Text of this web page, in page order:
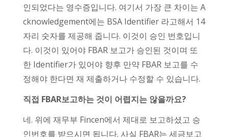
인되었다는 영수증입니다. 여기서 가장 큰 차이는 A
cknowledgement에는 BSA Identifier 라고해서 14
자리 숫자를 제공해 줍니다. 이것이 승인 번호입니
다. 이것이 있어야 FBAR 보고가 승인된 것이며 또
한 Identifier가 있어야 향후 만약 FBAR 보고를 수
정해야 한다면 재 제출하거나 수정할 수 있습니다.
직접 FBAR보고하는 것이 어렵지는 않을까요?
네. 위에 재무부 Fincen에서 제대로 보고하셨고 승
인번호를 받으시면 됩니다. 사실 FBAR는 세금보고